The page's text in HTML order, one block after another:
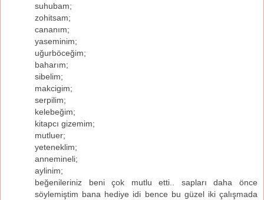
suhubam;
zohitsam;
cananım;
yaseminim;
uğurböceğim;
baharım;
sibelim;
makcigim;
serpilim;
kelebeğim;
kitapcı gizemim;
mutluer;
yeteneklim;
annemineli;
aylinim;
beğenileriniz beni çok mutlu etti.. sapları daha önce
söylemiştim bana hediye idi bence bu güzel iki çalışmada